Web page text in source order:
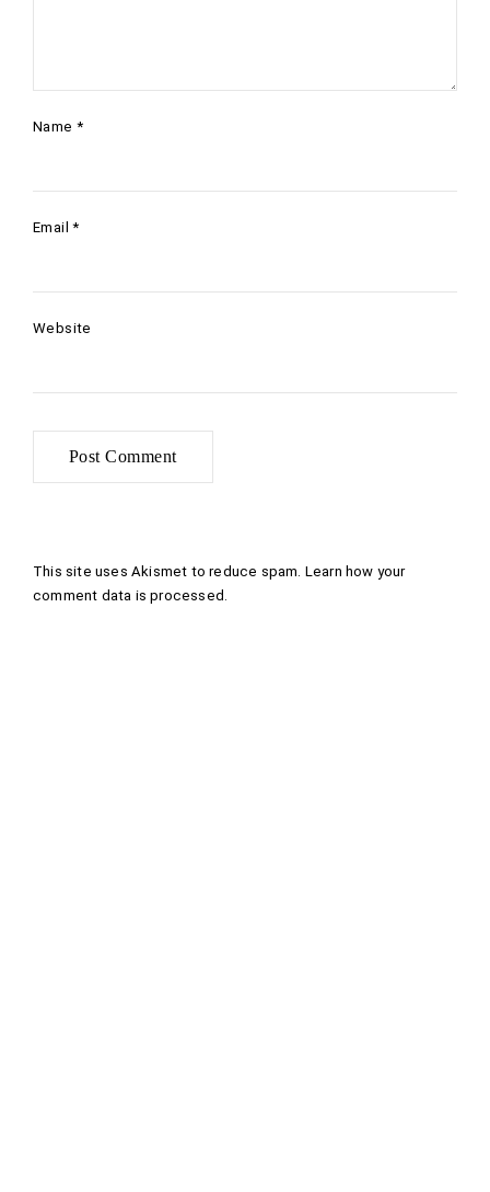
Name *
Email*
Website
This site uses Akismet to reduce spam. Learn how your
comment data is processed .